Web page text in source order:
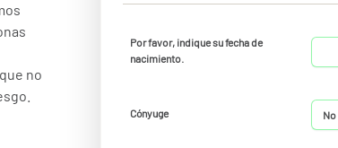
no
Por favor, indique su fecha de
nacimiento.
Cónyuge